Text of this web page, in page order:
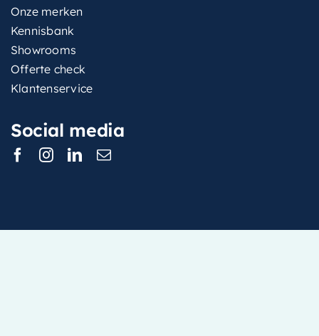
Onze merken
Kennisbank
Showrooms
Offerte check
Klantenservice
Social media